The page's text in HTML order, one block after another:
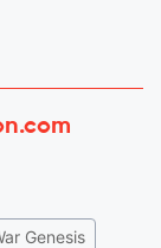
Genesis